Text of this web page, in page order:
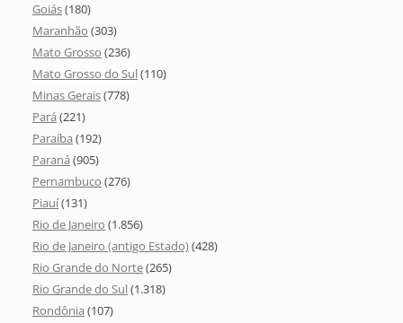
Goiás(180)
Maranhão (303)
Mato Grosso (236)
Mato Grosso do Sul(110)
Minas Gerais(778)
Pará (221)
Paraíba (192)
Paraná (905)
Pernambuco (276)
Piauí(131)
Rio de Janeiro (1.856)
Rio de Janeiro (antigo Estado)(428)
Rio Grande do Norte(265)
Rio Grande do Sul(1.318)
Rondônia (107)